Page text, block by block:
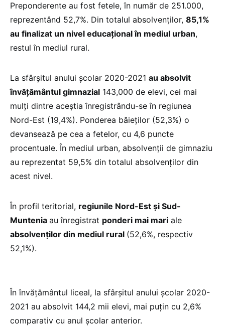
Preponderente au fost fetele, în număr de 251.000,
reprezentând 52,7%. Din totalul absolvenților, 85,1%
au finalizat un nivel educațional în mediul urban,
restul în mediul rural.
La sfârşitul anului şcolar 2020-2021 au absolvit
învăţământul gimnazial 143,000 de elevi, cei mai
mulţi dintre aceştia înregistrându-se în regiunea
Nord-Est (19,4%). Ponderea băieţilor (52,3%) o
devansează pe cea a fetelor, cu 4,6 puncte
procentuale. În mediul urban, absolvenţii de gimnaziu
au reprezentat 59,5% din totalul absolvenţilor din
acest nivel.
În profil teritorial, regiunile Nord-Est şi Sud-
Muntenia au înregistrat ponderi mai mari ale
absolvenţilor din mediul rural (52,6%, respectiv
52,1%).
În învăţământul liceal, la sfârşitul anului şcolar 2020-
2021 au absolvit 144,2 mii elevi, mai puțin cu 2,6%
comparativ cu anul şcolar anterior.